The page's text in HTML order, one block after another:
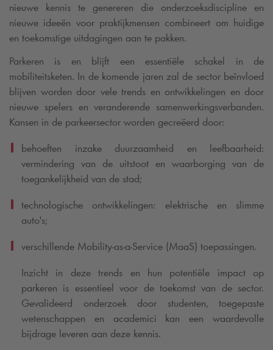
nieuwe kennis te genereren die onderzoeksdiscipline en
nieuwe ideeën voor praktijkmensen combineert om huidige
en toekomstige uitdagingen aan te pakken.
Parkeren is en blijft een essentiële schakel in de
mobiliteitsketen. In de komende jaren zal de sector beïnvloed
blijven worden door vele trends en ontwikkelingen en door
nieuwe spelers en veranderende samenwerkingsverbanden.
Kansen in de parkeersector worden gecreëerd door:
behoeften inzake duurzaamheid en leefbaarheid:
vermindering van de uitstoot en waarborging van de
toegankelijkheid van de stad;
technologische ontwikkelingen: elektrische en slimme
auto's;
verschillende Mobility-as-a-Service (MaaS) toepassingen.
Inzicht in deze trends en hun potentiële impact op
parkeren is essentieel voor de toekomst van de sector.
Gevalideerd onderzoek door studenten, toegepaste
wetenschappen en academici kan een waardevolle
bijdrage leveren aan deze kennis.